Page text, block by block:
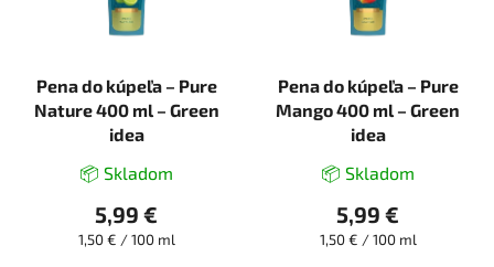
Pena do kúpeľa – Pure
Nature 400 ml – Green
idea
📦 Skladom
5,99 €
Jednotková
1,50 € / 100 ml
Pena do kúpeľa – Pure
Mango 400 ml – Green
idea
📦 Skladom
5,99 €
Jednotková
1,50 € / 100 ml